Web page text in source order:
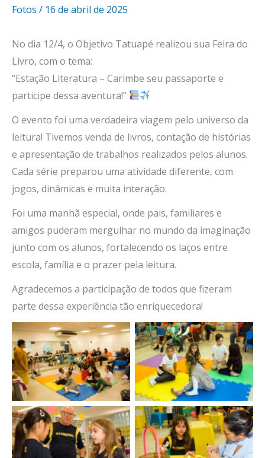
Fotos / 16 de abril de 2025
No dia 12/4, o Objetivo Tatuapé realizou sua Feira do
Livro, com o tema:
“Estação Literatura – Carimbe seu passaporte e
participe dessa aventura!”
O evento foi uma verdadeira viagem pelo universo da
leitura! Tivemos venda de livros, contação de histórias
e apresentação de trabalhos realizados pelos alunos.
Cada série preparou uma atividade diferente, com
jogos, dinâmicas e muita interação.
Foi uma manhã especial, onde pais, familiares e
amigos puderam mergulhar no mundo da imaginação
junto com os alunos, fortalecendo os laços entre
escola, família e o prazer pela leitura.
Agradecemos a participação de todos que fizeram
parte dessa experiência tão enriquecedora!